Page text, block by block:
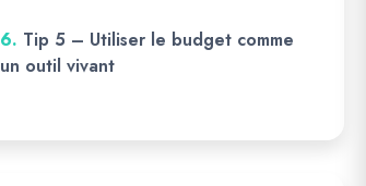
6. Tip 5 – Utiliser le budget comme
un outil vivant